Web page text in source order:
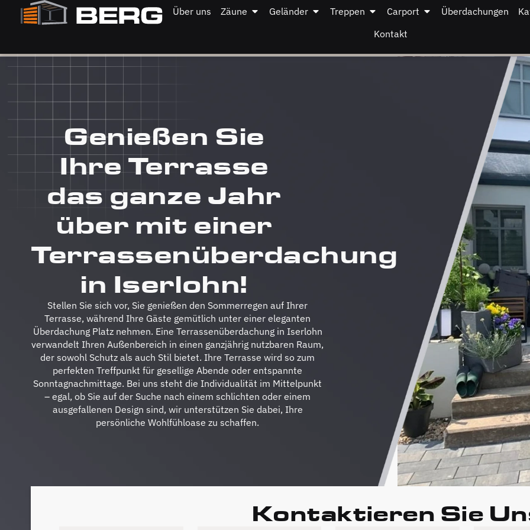
Über uns Zäune Geländer Treppen Carport Überdachungen
Kontakt
Genießen Sie
Ihre Terrasse
das ganze Jahr
über mit einer
Terrassenüberdachung
in Iserlohn!
Stellen Sie sich vor, Sie genießen den Sommerregen auf Ihrer
Terrasse, während Ihre Gäste gemütlich unter einer eleganten
Überdachung Platz nehmen. Eine Terrassenüberdachung in Iserlohn
verwandelt Ihren Außenbereich in einen ganzjährig nutzbaren Raum,
der sowohl Schutz als auch Stil bietet. Ihre Terrasse wird so zum
perfekten Treffpunkt für gesellige Abende oder entspannte
Sonntagnachmittage. Bei uns steht die Individualität im Mittelpunkt
– egal, ob Sie auf der Suche nach einem schlichten oder einem
ausgefallenen Design sind, wir unterstützen Sie dabei, Ihre
persönliche Wohlfühloase zu schaffen.
Kontaktieren Sie